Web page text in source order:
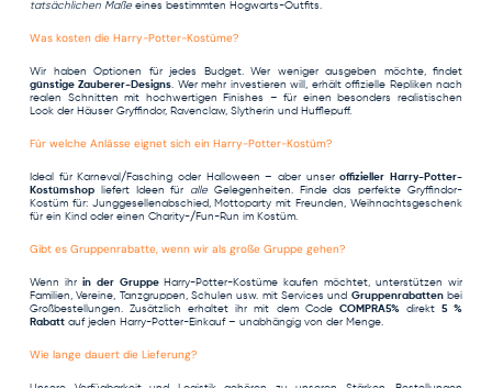
tatsächlichen Maßeeines bestimmten Hogwarts-Outfits.
Was kosten die Harry-Potter-Kostüme?
Wir haben Optionen für jedes Budget. Wer weniger ausgeben möchte, findet
günstige Zauberer-Designs. Wer mehr investieren will, erhält offizielle Repliken nach
realen Schnitten mit hochwertigen Finishes – für einen besonders realistischen
Look der Häuser Gryffindor, Ravenclaw, Slytherin und Hufflepuff.
Für welche Anlässe eignet sich ein Harry-Potter-Kostüm?
Ideal für Karneval/Fasching oder Halloween – aber unseroffizieller Harry-Potter-
Kostümshop liefert Ideen für alleGelegenheiten. Finde das perfekte Gryffindor-
Kostüm für: Junggesellenabschied, Mottoparty mit Freunden, Weihnachtsgeschenk
für ein Kind oder einen Charity-/Fun-Run im Kostüm.
Gibt es Gruppenrabatte, wenn wir als große Gruppe gehen?
Wenn ihr in der GruppeHarry-Potter-Kostüme kaufen möchtet, unterstützen wir
Familien, Vereine, Tanzgruppen, Schulen usw. mit Services und Gruppenrabattenbei
Großbestellungen. Zusätzlich erhaltet ihr mit dem Code COMPRA5%direkt 5 %
Rabatt auf jeden Harry-Potter-Einkauf – unabhängig von der Menge.
Wie lange dauert die Lieferung?